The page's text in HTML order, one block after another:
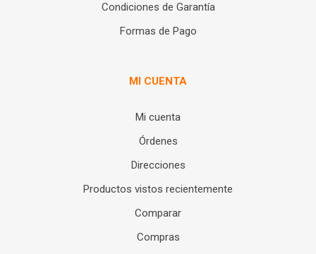
Condiciones de Garantía
Formas de Pago
MI CUENTA
Mi cuenta
Órdenes
Direcciones
Productos vistos recientemente
Comparar
Compras